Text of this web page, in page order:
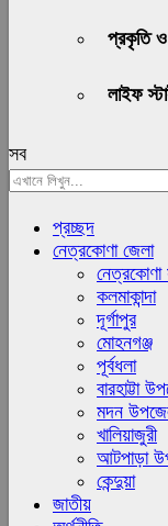
প্রকৃতি ও
লাইফ
সব
প্রচ্ছদ
নেত্রকোণা জেলা
নেত্রকোণা
কলমাকান্দা
দূর্গাপুর
মোহনগঞ্জ
পূর্বধলা
বারহাট্টা
মদন
খালিয়াজুরী
আটপাড়া
কেন্দুয়া
জাতীয়